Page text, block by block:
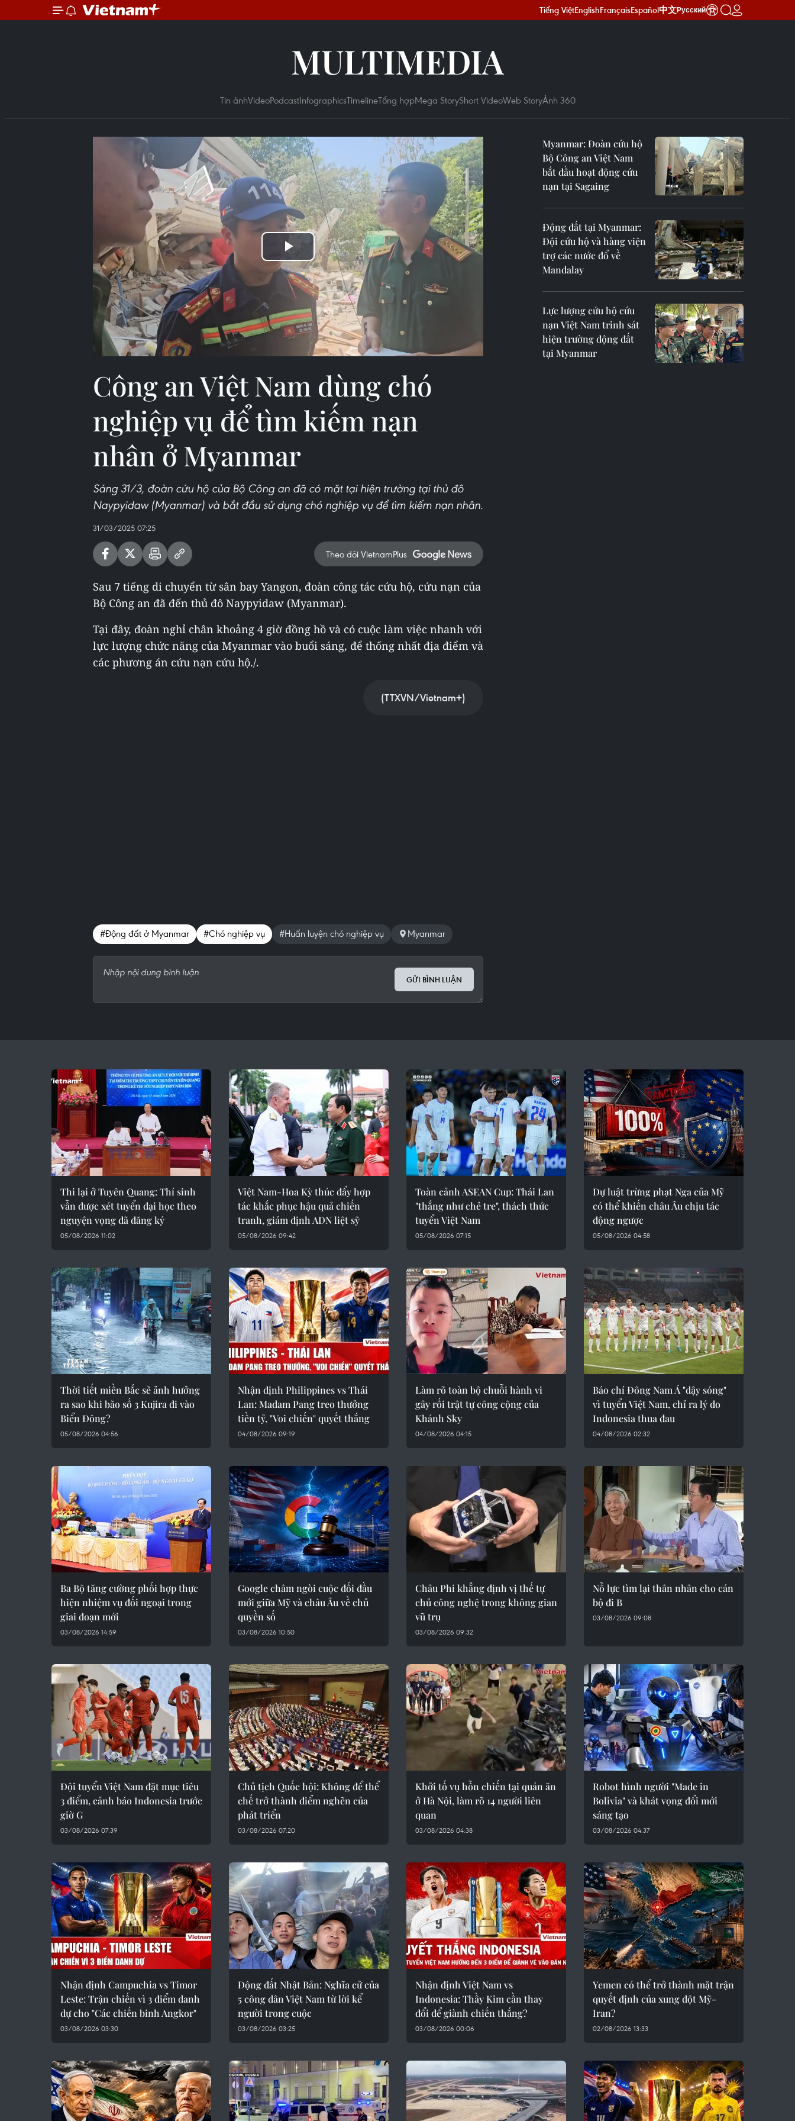
Tiếng ViệtEnglishFrançaisEspañol中文Русский
MULTIMEDIA
Tin ảnhVideoPodcastInfographicsTimelineTổng hợpMega StoryShort VideoWeb StoryẢnh 360
Play
Video
Công an Việt Nam dùng chó
nghiệp vụ để tìm kiếm nạn
nhân ở Myanmar
Sáng 31/3, đoàn cứu hộ của Bộ Công an đã có mặt tại hiện trường tại thủ đô
Naypyidaw (Myanmar) và bắt đầu sử dụng chó nghiệp vụ để tìm kiếm nạn nhân.
31/03/2025 07:25
Theo dõi VietnamPlus
Sau 7 tiếng di chuyển từ sân bay Yangon, đoàn công tác cứu hộ, cứu nạn của
Bộ Công an đã đến thủ đô Naypyidaw (Myanmar).
Tại đây, đoàn nghỉ chân khoảng 4 giờ đồng hồ và có cuộc làm việc nhanh với
lực lượng chức năng của Myanmar vào buổi sáng, để thống nhất địa điểm và
các phương án cứu nạn cứu hộ./.
(TTXVN/Vietnam+)
#Động đất ở Myanmar #Chó nghiệp vụ #Huấn luyện chó nghiệp vụ Myanmar
GỬI BÌNH LUẬN
Myanmar: Đoàn cứu hộ
Bộ Công an Việt Nam
bắt đầu hoạt động cứu
nạn tại Sagaing
Động đất tại Myanmar:
Đội cứu hộ và hàng viện
trợ các nước đổ về
Mandalay
Lực lượng cứu hộ cứu
nạn Việt Nam trinh sát
hiện trường động đất
tại Myanmar
Thi lại ở Tuyên Quang: Thí sinh
vẫn được xét tuyển đại học theo
nguyện vọng đã đăng ký
05/08/2026 11:02
Việt Nam-Hoa Kỳ thúc đẩy hợp
tác khắc phục hậu quả chiến
tranh, giám định ADN liệt sỹ
05/08/2026 09:42
Toàn cảnh ASEAN Cup: Thái Lan
"thắng như chẻ tre", thách thức
tuyển Việt Nam
05/08/2026 07:15
Dự luật trừng phạt Nga của Mỹ
có thể khiến châu Âu chịu tác
động ngược
05/08/2026 04:58
Thời tiết miền Bắc sẽ ảnh hưởng
ra sao khi bão số 3 Kujira đi vào
Biển Đông?
05/08/2026 04:56
Nhận định Philippines vs Thái
Lan: Madam Pang treo thưởng
tiền tỷ, "Voi chiến" quyết thắng
04/08/2026 09:19
Làm rõ toàn bộ chuỗi hành vi
gây rối trật tự công cộng của
Khánh Sky
04/08/2026 04:15
Báo chí Đông Nam Á "dậy sóng"
vì tuyển Việt Nam, chỉ ra lý do
Indonesia thua đau
04/08/2026 02:32
Ba Bộ tăng cường phối hợp thực
hiện nhiệm vụ đối ngoại trong
giai đoạn mới
03/08/2026 14:59
Google châm ngòi cuộc đối đầu
mới giữa Mỹ và châu Âu về chủ
quyền số
03/08/2026 10:50
Châu Phi khẳng định vị thế tự
chủ công nghệ trong không gian
vũ trụ
03/08/2026 09:32
Nỗ lực tìm lại thân nhân cho cán
bộ đi B
03/08/2026 09:08
Đội tuyển Việt Nam đặt mục tiêu
3 điểm, cảnh báo Indonesia trước
giờ G
03/08/2026 07:39
Chủ tịch Quốc hội: Không để thể
chế trở thành điểm nghẽn của
phát triển
03/08/2026 07:20
Khởi tố vụ hỗn chiến tại quán ăn
ở Hà Nội, làm rõ 14 người liên
quan
03/08/2026 04:38
Robot hình người "Made in
Bolivia" và khát vọng đổi mới
sáng tạo
03/08/2026 04:37
Nhận định Campuchia vs Timor
Leste: Trận chiến vì 3 điểm danh
dự cho "Các chiến binh Angkor"
03/08/2026 03:30
Động đất Nhật Bản: Nghĩa cử của
5 công dân Việt Nam từ lời kể
người trong cuộc
03/08/2026 03:25
Nhận định Việt Nam vs
Indonesia: Thầy Kim cần thay
đổi để giành chiến thắng?
03/08/2026 00:06
Yemen có thể trở thành mặt trận
quyết định của xung đột Mỹ-
Iran?
02/08/2026 13:33